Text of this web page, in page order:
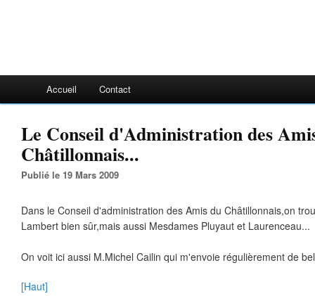
Accueil Contact
Le Conseil d'Administration des
Châtillonnais...
Publié le 19 Mars 2009
Dans le Conseil d'administration des Amis du Châtillonnais,on
Lambert bien sûr,mais aussi Mesdames Pluyaut et Laurenceau...
On voit ici aussi M.Michel Cailin qui m'envoie régulièrement de
[Haut]